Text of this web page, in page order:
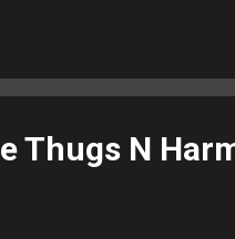
ele foi formalmente
Thugs N